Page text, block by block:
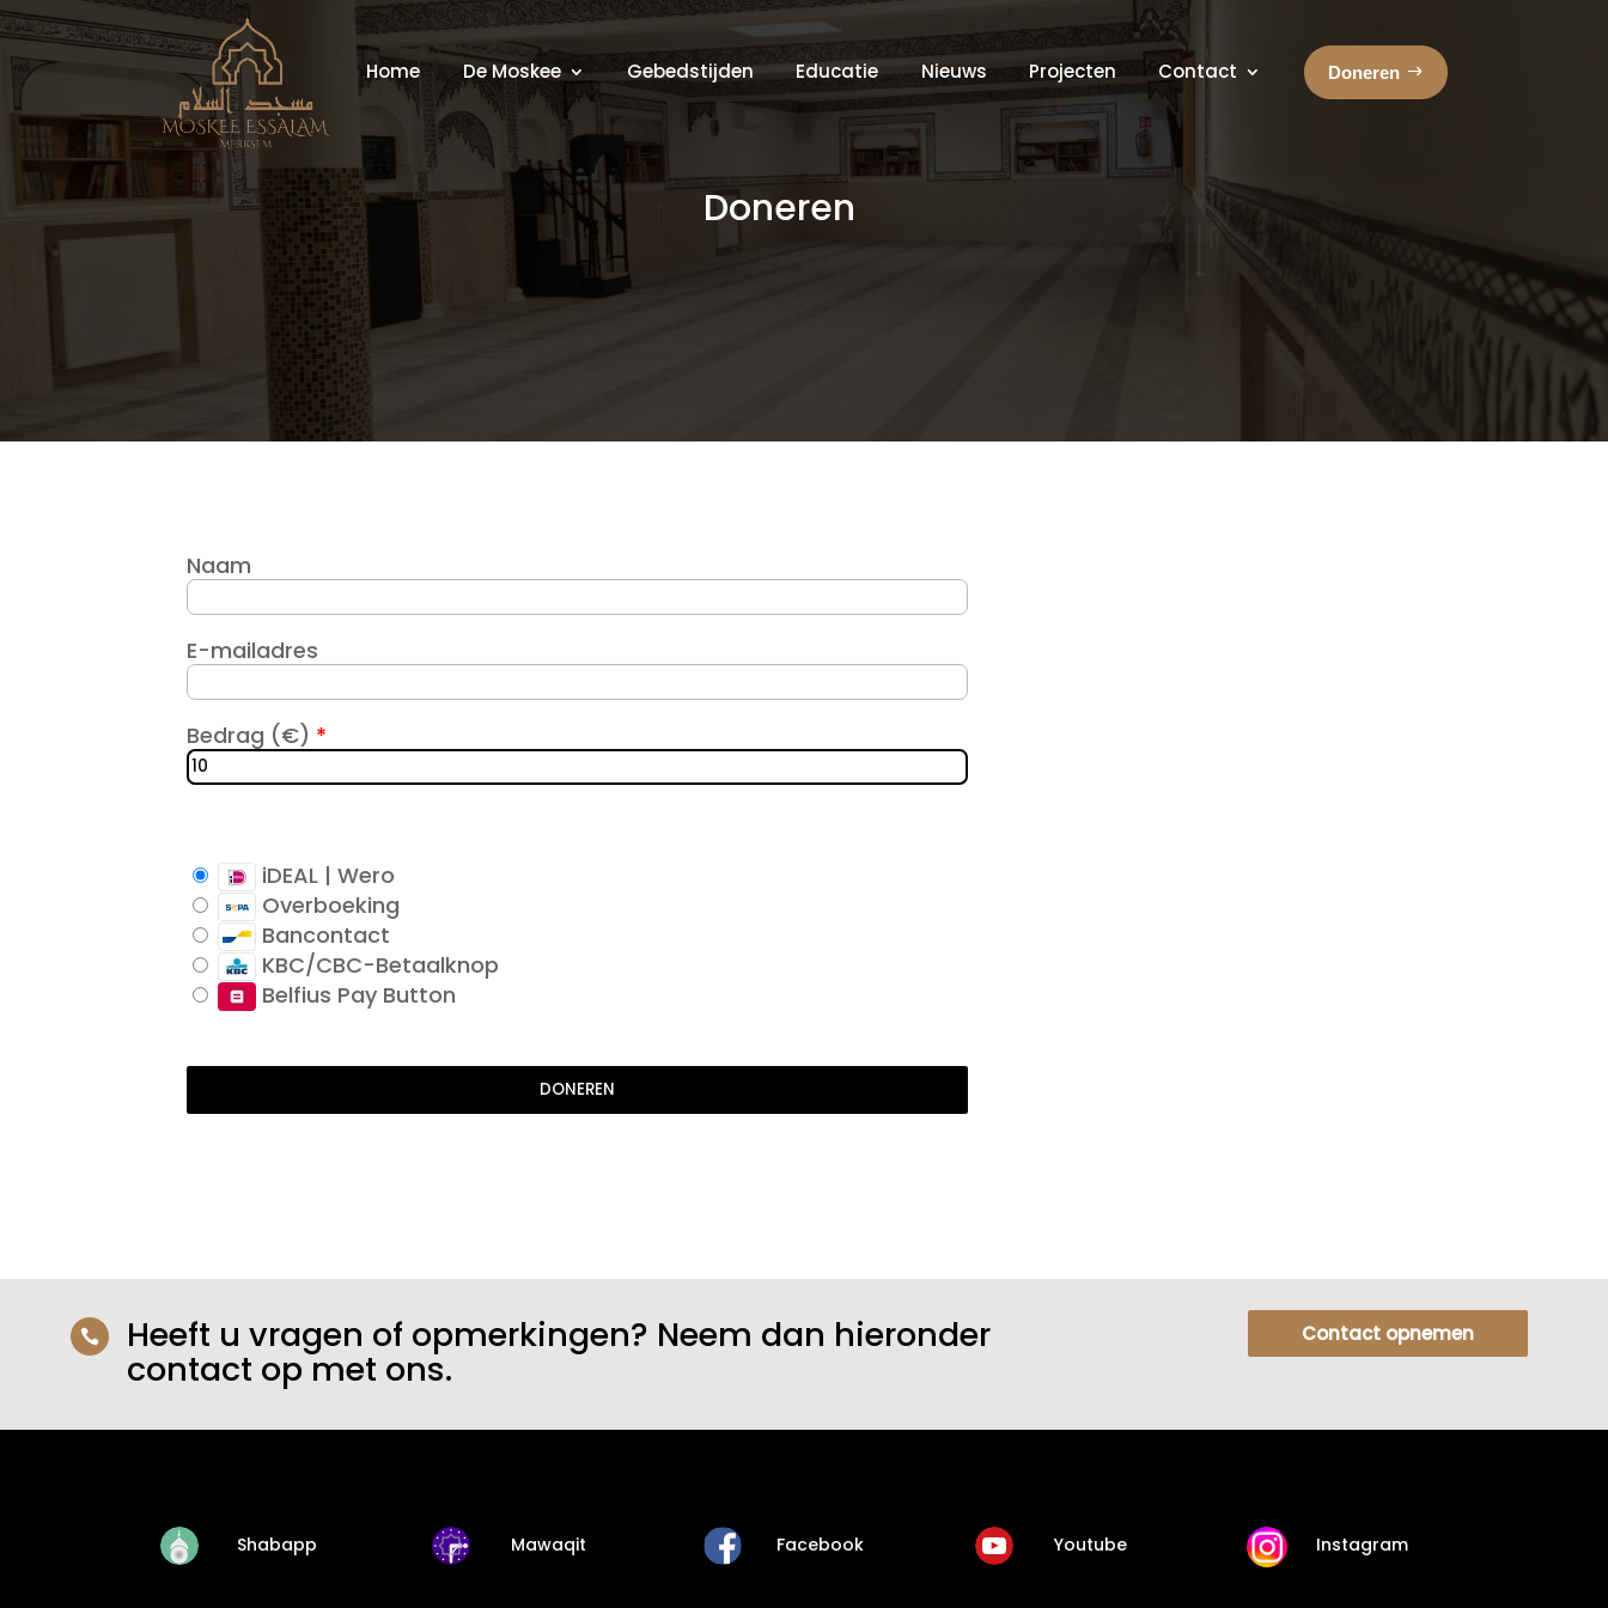
Home De Moskee Gebedstijden Educatie Nieuws Projecten Contact Doneren
Doneren
Naam
E-mailadres
Bedrag (€) *
iDEAL | Wero
Overboeking
Bancontact
KBC/CBC-Betaalknop
Belfius Pay Button
 Heeft u vragen of opmerkingen? Neem dan hieronder
contact op met ons.
Contact opnemen
Shabapp Mawaqit Facebook Youtube Instagram